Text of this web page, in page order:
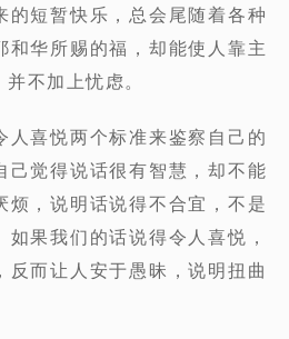
的短暂快乐，总会尾随着各种
和华所赐的福，却能使人靠主
不加上忧虑。
人喜悦两个标准来鉴察自己的
己觉得说话很有智慧，却不能
烦，说明话说得不合宜，不是
果我们的话说得令人喜悦，
反而让人安于愚昧，说明扭曲